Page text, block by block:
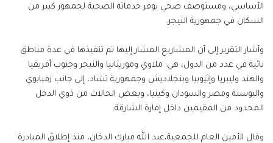
الأساسي، ومستوصف صحي يوفر خدماته الصحية لجمهور كبير من
السكان في جمهورية النيجر.
وأشار التقرير إلى أن المشاريع المشار إليها تم تنفيذها في عدة مناطق
نائية في عدد من الدول، هي: ملاوي وموريتانيا والنيجر وجنوب أفريقيا
والهند وليبريا وإثيوبيا وبنجلاديش وجمهورية تشاد، إلى جانب زمبابوي
والبوسنة ومصر والسودان وكينيا، وبعض الحالات من ذوي الدخل
المحدود من المقيمين داخل إمارة الشارقة.
وقال الأمين العام للجمعية،عبد الله مبارك الدخان، منذ إطلاق المبادرة